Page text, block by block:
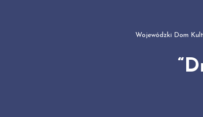
Wojewódzki Dom